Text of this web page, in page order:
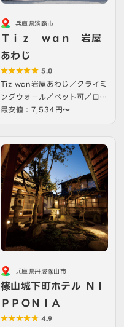
兵庫県淡路市
Ｔｉｚ ｗａｎ 岩屋
あわじ
5.0
Tiz wan岩屋あわじ／クライミ
ングウォール／ペット可／ロフ
ト／道の駅・ビーチすぐ
最安値：7,534円〜
兵庫県丹波篠山市
篠山城下町ホテル ＮＩ
ＰＰＯＮＩＡ
4.9